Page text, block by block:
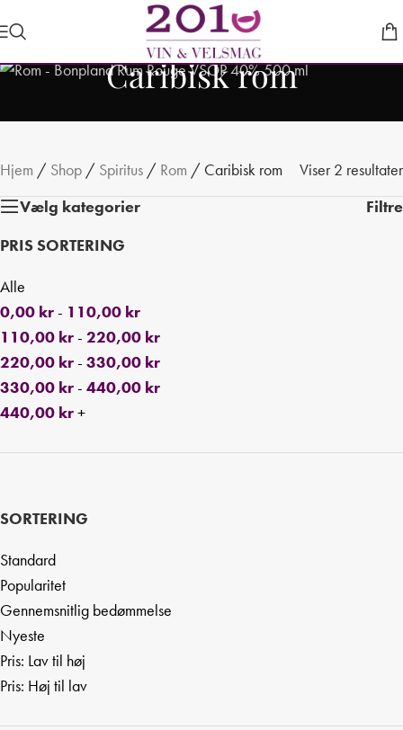
Caribisk rom
Hjem / Shop / Spiritus / Rom / Caribisk rom
Viser 2 resultater
Vælg kategorier
Filtre
PRIS SORTERING
Alle
0,00 kr- 110,00 kr
110,00 kr- 220,00 kr
220,00 kr- 330,00 kr
330,00 kr- 440,00 kr
440,00 kr+
SORTERING
Standard
Popularitet
Gennemsnitlig bedømmelse
Nyeste
Pris: Lav til høj
Pris: Høj til lav